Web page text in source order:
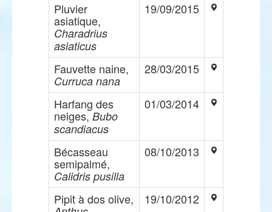
Pluvier
asiatique,
Charadrius
asiaticus
19/09/2015
Fauvette naine,
Curruca nana
28/03/2015
Harfang des
neiges,Bubo
scandiacus
01/03/2014
Bécasseau
semipalmé,
Calidris pusilla
08/10/2013
Pipit à dos olive, 19/10/2012